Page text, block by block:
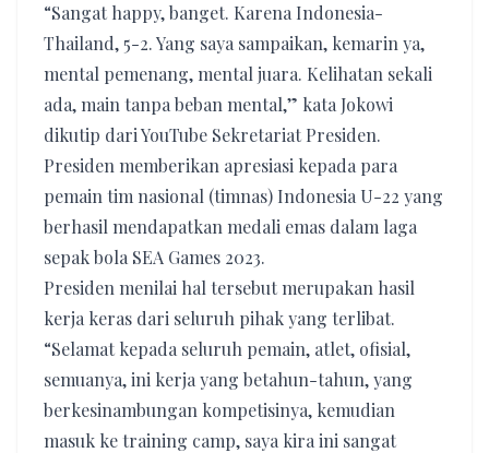
“Sangat happy, banget. Karena Indonesia-
Thailand, 5-2. Yang saya sampaikan, kemarin ya,
mental pemenang, mental juara. Kelihatan sekali
ada, main tanpa beban mental,” kata Jokowi
dikutip dari YouTube Sekretariat Presiden.
Presiden memberikan apresiasi kepada para
pemain tim nasional (timnas) Indonesia U-22 yang
berhasil mendapatkan medali emas dalam laga
sepak bola SEA Games 2023.
Presiden menilai hal tersebut merupakan hasil
kerja keras dari seluruh pihak yang terlibat.
“Selamat kepada seluruh pemain, atlet, ofisial,
semuanya, ini kerja yang betahun-tahun, yang
berkesinambungan kompetisinya, kemudian
masuk ke training camp, saya kira ini sangat